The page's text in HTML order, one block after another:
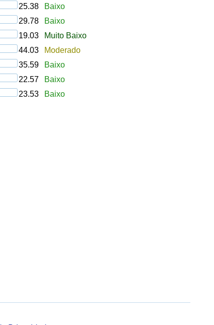
25.38
Baixo
29.78
Baixo
19.03
Muito Baixo
44.03
Moderado
35.59
Baixo
22.57
Baixo
23.53 Baixo